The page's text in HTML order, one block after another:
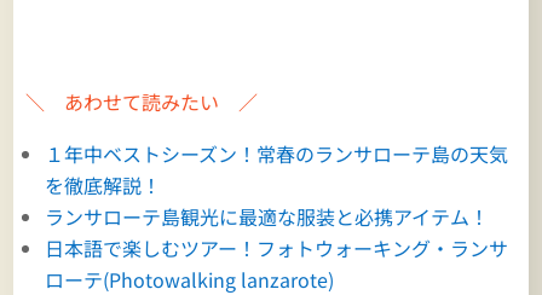
＼ あわせて読みたい ／
１年中ベストシーズン！常春のランサローテ島の天気
を徹底解説！
ランサローテ島観光に最適な服装と必携アイテム！
日本語で楽しむツアー！フォトウォーキング・ランサ
ローテ(Photowalking lanzarote)